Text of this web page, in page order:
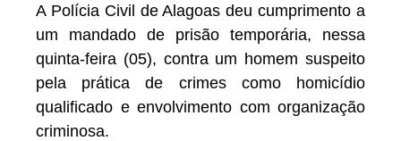
A Polícia Civil de Alagoas deu cumprimento a
um mandado de prisão temporária, nessa
quinta-feira (05), contra um homem suspeito
pela prática de crimes como homicídio
qualificado e envolvimento com organização
criminosa.